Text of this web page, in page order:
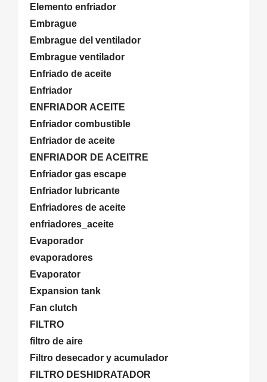
Elemento enfriador
Embrague
Embrague del ventilador
Embrague ventilador
Enfriado de aceite
Enfriador
ENFRIADOR ACEITE
Enfriador combustible
Enfriador de aceite
ENFRIADOR DE ACEITRE
Enfriador gas escape
Enfriador lubricante
Enfriadores de aceite
enfriadores_aceite
Evaporador
evaporadores
Evaporator
Expansion tank
Fan clutch
FILTRO
filtro de aire
Filtro desecador y acumulador
FILTRO DESHIDRATADOR